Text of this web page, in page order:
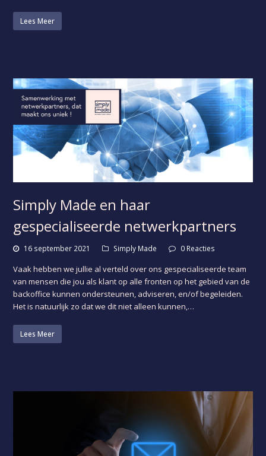
Lees Meer
Simply Made en haar
gespecialiseerde netwerkpartners
16 september 2021 Simply Made 0 Reacties
Vaak hebben we jullie al verteld over ons gespecialiseerde team
van mensen die jou als klant op alle fronten op het gebied van de
backoffice kunnen ondersteunen, adviseren, en/of begeleiden.
Het is natuurlijk zo dat we dit niet alleen kunnen,…
Lees Meer